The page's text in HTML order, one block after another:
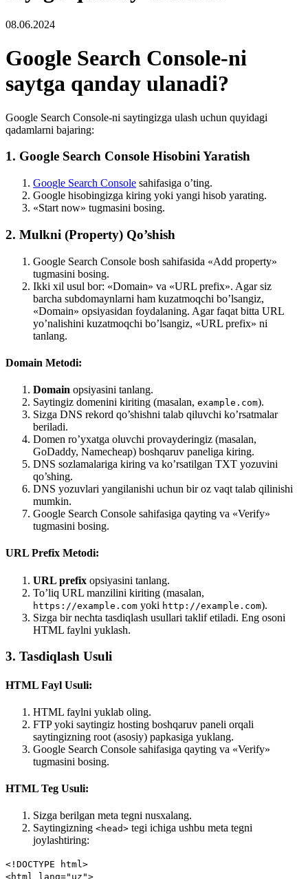
08.06.2024
Google Search Console-ni
saytga qanday ulanadi?
Google Search Console-ni saytingizga ulash uchun quyidagi
qadamlarni bajaring:
1. Google Search Console Hisobini Yaratish
Google Search Console sahifasiga o’ting.
Google hisobingizga kiring yoki yangi hisob yarating.
«Start now» tugmasini bosing.
2. Mulkni (Property) Qo’shish
Google Search Console bosh sahifasida «Add property»
tugmasini bosing.
Ikki xil usul bor: «Domain» va «URL prefix». Agar siz
barcha subdomaynlarni ham kuzatmoqchi bo’lsangiz,
«Domain» opsiyasidan foydalaning. Agar faqat bitta URL
yo’nalishini kuzatmoqchi bo’lsangiz, «URL prefix» ni
tanlang.
Domain Metodi:
Domain opsiyasini tanlang.
Saytingiz domenini kiriting (masalan, example.com).
Sizga DNS rekord qo’shishni talab qiluvchi ko’rsatmalar
beriladi.
Domen ro’yxatga oluvchi provayderingiz (masalan,
GoDaddy, Namecheap) boshqaruv paneliga kiring.
DNS sozlamalariga kiring va ko’rsatilgan TXT yozuvini
qo’shing.
DNS yozuvlari yangilanishi uchun bir oz vaqt talab qilinishi
mumkin.
Google Search Console sahifasiga qayting va «Verify»
tugmasini bosing.
URL Prefix Metodi:
URL prefix opsiyasini tanlang.
To’liq URL manzilini kiriting (masalan,
https://example.com yoki http://example.com).
Sizga bir nechta tasdiqlash usullari taklif etiladi. Eng osoni
HTML faylni yuklash.
3. Tasdiqlash Usuli
HTML Fayl Usuli:
HTML faylni yuklab oling.
FTP yoki saytingiz hosting boshqaruv paneli orqali
saytingizning root (asosiy) papkasiga yuklang.
Google Search Console sahifasiga qayting va «Verify»
tugmasini bosing.
HTML Teg Usuli:
Sizga berilgan meta tegni nusxalang.
Saytingizning <head> tegi ichiga ushbu meta tegni
joylashtiring:
<!DOCTYPE html>
<html lang="uz">